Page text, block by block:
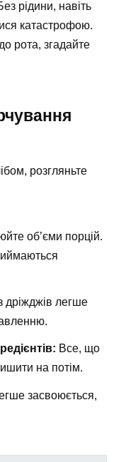
рідини, навіть
катастрофою.
рота, згадайте
розгляньте
об’єми порцій.
дріжджів легше
Все, що
на потім.
засвоюється,